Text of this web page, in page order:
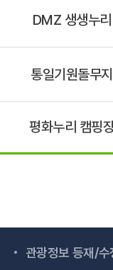
DMZ 생생누리
통일기원돌무지
평화누리 캠핑
관광정보 등재/수